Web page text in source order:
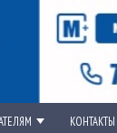
КОНТАКТЫ